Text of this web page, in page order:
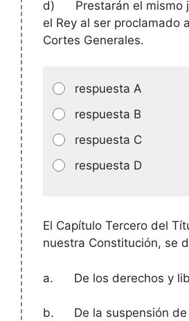
d) Prestarán el mismo
el Rey al ser proclamado
Cortes Generales.
respuesta A
respuesta B
respuesta C
respuesta D
El Capítulo Tercero del
nuestra Constitución, se
a. De los derechos y
b.
De la suspensión